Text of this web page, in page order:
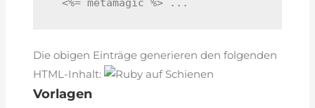
  <%= metamagic %> ...
Die obigen Einträge generieren den folgenden
HTML-Inhalt:
Vorlagen